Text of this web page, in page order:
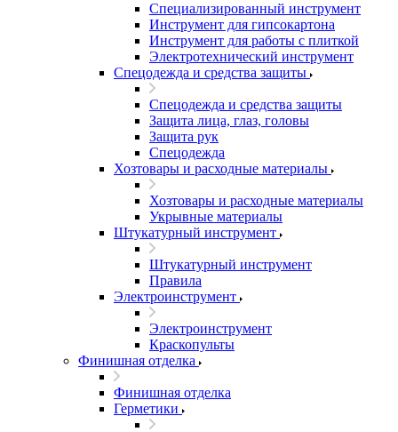
Специализированный инструмент
Инструмент для гипсокартона
Инструмент для работы с плиткой
Электротехнический инструмент
Спецодежда и средства защиты
Спецодежда и средства защиты
Защита лица, глаз, головы
Защита рук
Спецодежда
Хозтовары и расходные материалы
Хозтовары и расходные материалы
Укрывные материалы
Штукатурный инструмент
Штукатурный инструмент
Правила
Электроинструмент
Электроинструмент
Краскопульты
Финишная отделка
Финишная отделка
Герметики